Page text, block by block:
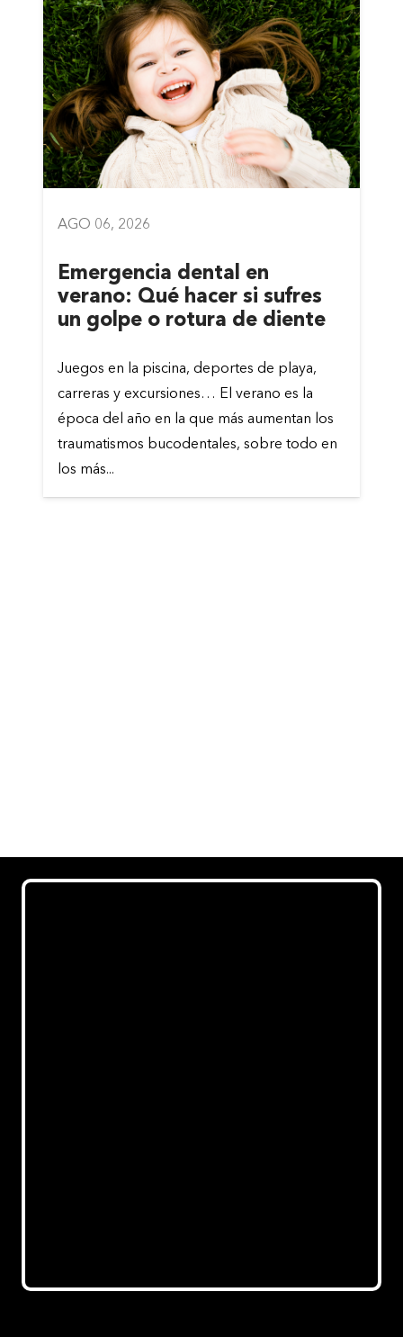
AGO 06, 2026
Emergencia dental en
verano: Qué hacer si sufres
un golpe o rotura de diente
Juegos en la piscina, deportes de playa,
carreras y excursiones… El verano es la
época del año en la que más aumentan los
traumatismos bucodentales, sobre todo en
los más...